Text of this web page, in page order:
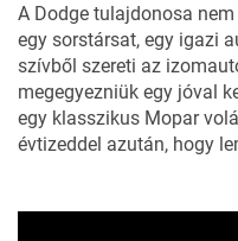
A Dodge tulajdonosa
egy sorstársat, egy igazi
szívből szereti az
megegyezniük egy jóval
egy klasszikus Mopar
évtizeddel azután, hogy